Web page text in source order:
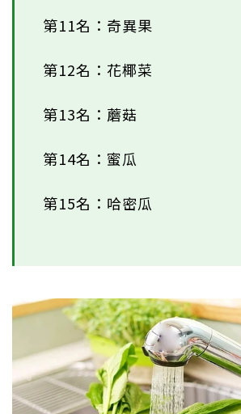
第11名：奇異果
第12名：花椰菜
第13名：蘑菇
第14名：蜜瓜
第15名：哈密瓜